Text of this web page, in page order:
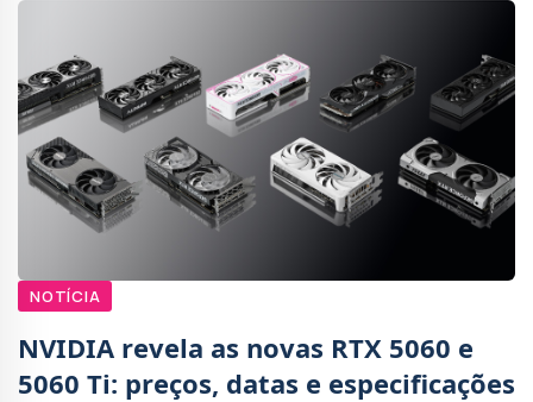
NOTÍCIA
NVIDIA revela as novas RTX 5060 e
5060 Ti: preços, datas e especificações